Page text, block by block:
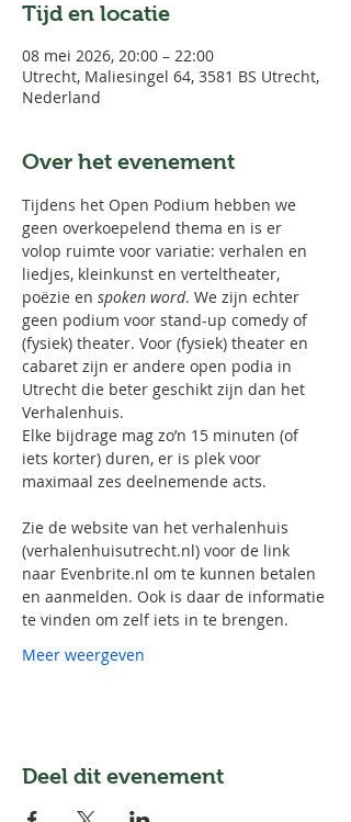
Tijd en locatie
08 mei 2026, 20:00 – 22:00
Utrecht, Maliesingel 64, 3581 BS Utrecht,
Nederland
Over het evenement
Tijdens het Open Podium hebben we
geen overkoepelend thema en is er
volop ruimte voor variatie: verhalen en
liedjes, kleinkunst en verteltheater,
poëzie en spoken word. We zijn echter
geen podium voor stand-up comedy of
(fysiek) theater. Voor (fysiek) theater en
cabaret zijn er andere open podia in
Utrecht die beter geschikt zijn dan het
Verhalenhuis.
Elke bijdrage mag zo’n 15 minuten (of
iets korter) duren, er is plek voor
maximaal zes deelnemende acts.
Zie de website van het verhalenhuis
(verhalenhuisutrecht.nl) voor de link
naar Evenbrite.nl om te kunnen betalen
en aanmelden. Ook is daar de informatie
te vinden om zelf iets in te brengen.
Meer weergeven
Deel dit evenement